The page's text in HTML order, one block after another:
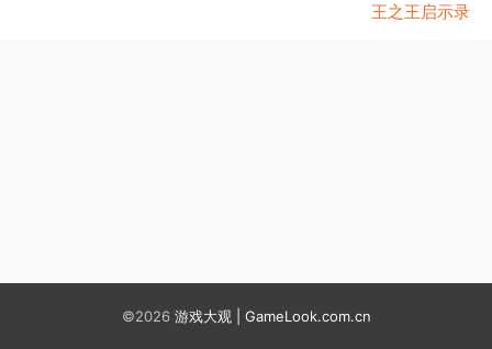
王之王启示录
©2026 游戏大观 | GameLook.com.cn